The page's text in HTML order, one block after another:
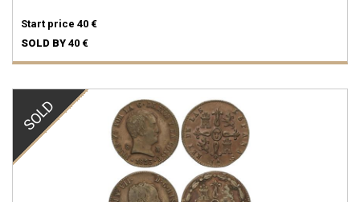
Start price 40 €
SOLD BY 40 €
SOLD